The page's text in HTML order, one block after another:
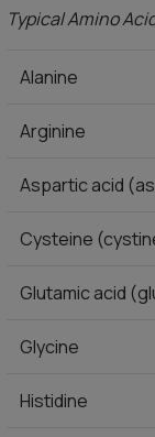
Typical Amino
Alanine
Arginine
Aspartic acid
Cysteine
Glutamic acid
Glycine
Histidine